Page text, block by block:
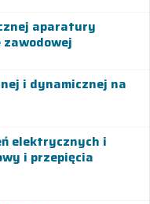
aparatury
i dynamicznej na
elektrycznych i
i przepięcia